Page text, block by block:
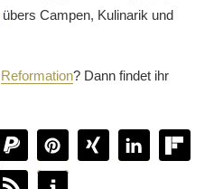
übers Campen, Kulinarik und
Reformation? Dann findet ihr